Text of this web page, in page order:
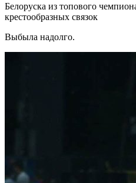
Белоруска из топового
крестообразных связок
Выбыла надолго.